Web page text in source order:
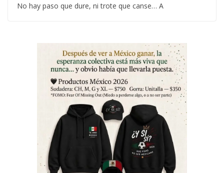
No hay paso que dure, ni trote que canse… A